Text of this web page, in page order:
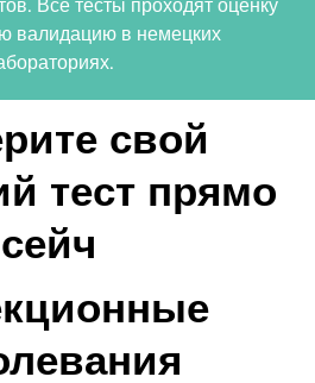
Все тесты проходят оценку
валидацию в немецких
свой
тест прямо
сейч